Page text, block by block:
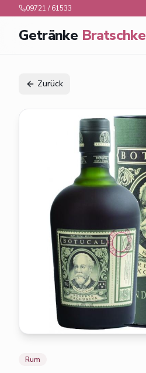
09721 / 61533
Getränke Bratschke
Zurück
Rum